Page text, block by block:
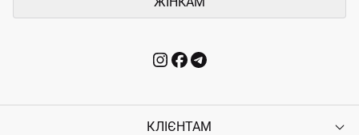
КЛІЄНТАМ